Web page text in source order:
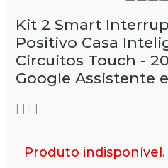
Kit 2 Smart
Positivo Casa
Circuitos Touch -
Google Assistente
| | | |
Produto indisponível.